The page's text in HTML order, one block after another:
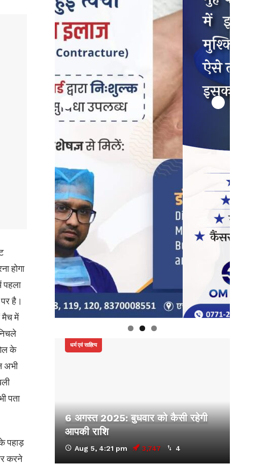
होगा
पहला
है।
मैच में
के
अभी
पता
पहाड़
करने
धर्म एवं साहित्य
6 अगस्त 2025: बुधवार को कैसी रहेगी
आपकी राशि
Aug 5, 4:21 pm 3,747 4